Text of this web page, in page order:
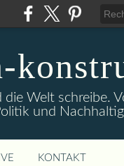
Welt schreibe.
und
KONTAKT